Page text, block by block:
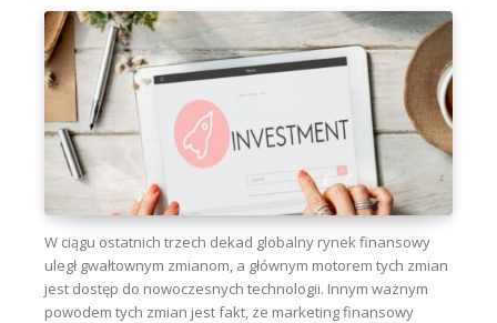
W ciągu ostatnich trzech dekad globalny rynek finansowy
uległ gwałtownym zmianom, a głównym motorem tych zmian
jest dostęp do nowoczesnych technologii. Innym ważnym
powodem tych zmian jest fakt, że marketing finansowy